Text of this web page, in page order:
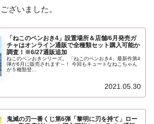
ざいました。
「ねこのペンおき4」設置場所＆店舗/6月発売ガ
チャはオンライン通販で全種類セット購入可能か
調査！※6/27通販追加
ねこのペンおきシリーズ。 「ねこのペンおき4」最新作第4
弾が6月に販売されます～！ 今回もキュートなねこちゃん
が５種類登...
2021.05.30
鬼滅の刃一番くじ第6弾「黎明に刃を持て」ロー